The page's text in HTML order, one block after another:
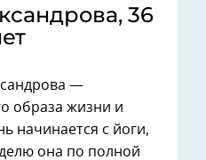
36
—
образа жизни и
начинается с йоги,
она по полной